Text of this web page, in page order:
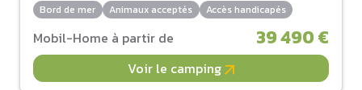
Bord de mer Animaux acceptés Accès handicapés
Mobil-Home à partir de 39 490 €
Voir le camping